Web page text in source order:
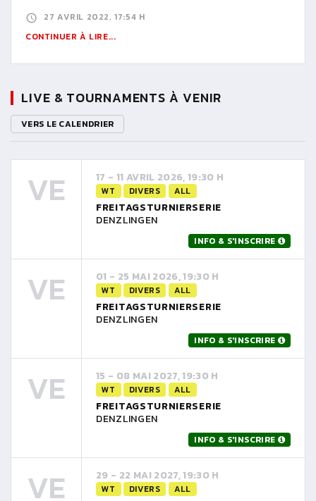
27 AVRIL 2022, 17:54 H
CONTINUER À LIRE...
LIVE & TOURNAMENTS À VENIR
VERS LE CALENDRIER
VE 17 - 11 AVRIL 2026, 19:30 H
WT DIVERS ALL
FREITAGSTURNIERSERIE
DENZLINGEN
INFO & S'INSCRIRE
VE 01 - 25 MAI 2026, 19:30 H
WT DIVERS ALL
FREITAGSTURNIERSERIE
DENZLINGEN
INFO & S'INSCRIRE
VE 15 - 08 MAI 2027, 19:30 H
WT DIVERS ALL
FREITAGSTURNIERSERIE
DENZLINGEN
INFO & S'INSCRIRE
VE 29 - 22 MAI 2027, 19:30 H
WT DIVERS ALL